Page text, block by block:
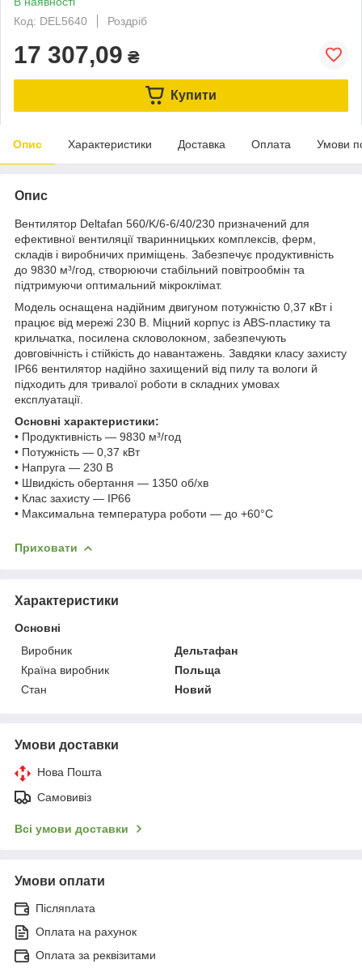
Код: DEL5640
Роздріб
17 307,09 ₴
Купити
Опис Характеристики Доставка Оплата Умови
Опис
Вентилятор Deltafan 560/K/6-6/40/230 призначений для
ефективної вентиляції тваринницьких комплексів, ферм,
складів і виробничих приміщень. Забезпечує продуктивність
до 9830 м³/год, створюючи стабільний повітрообмін та
підтримуючи оптимальний мікроклімат.
Модель оснащена надійним двигуном потужністю 0,37 кВт і
працює від мережі 230 В. Міцний корпус із ABS-пластику та
крильчатка, посилена скловолокном, забезпечують
довговічність і стійкість до навантажень. Завдяки класу захисту
IP66 вентилятор надійно захищений від пилу та вологи й
підходить для тривалої роботи в складних умовах
експлуатації.
Основні характеристики:
• Продуктивність — 9830 м³/год
• Потужність — 0,37 кВт
• Напруга — 230 В
• Швидкість обертання — 1350 об/хв
• Клас захисту — IP66
• Максимальна температура роботи — до +60°C
Приховати
Характеристики
Основні
Виробник
Дельтафан
Країна виробник
Польща
Стан
Новий
Умови доставки
Нова Пошта
Самовивіз
Всі умови доставки
Умови оплати
Післяплата
Оплата на рахунок
Оплата за реквізитами